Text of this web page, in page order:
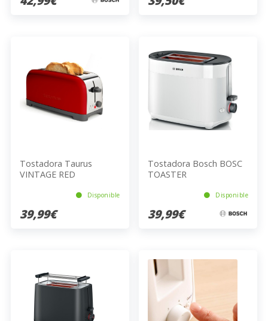
Tostadora Taurus
VINTAGE RED
Disponible
39,99€
Tostadora Bosch BOSC
TOASTER
Disponible
39,99€